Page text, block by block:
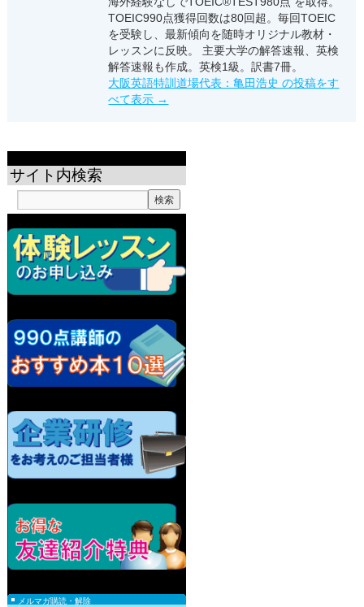
TOEIC990点獲得回数は80回超。毎回TOEIC
を受験し、最新傾向を随時オリジナル教材・
レッスンに反映。 主要大学の解答速報、英検
解答速報も作成。英検1級。訳書7冊。
大阪英語特訓道場代表：亀田浩史 の投稿をす
べて表示 →
サイト内検索
メルマガ購読・解除